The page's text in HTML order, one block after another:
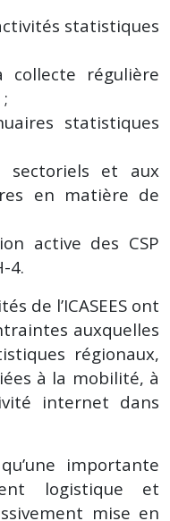
statistiques
régulière
statistiques
sectoriels et aux
en matière de
active des CSP
4.
de l’ICASEES ont
auxquelles
régionaux,
à la mobilité, à
internet dans
importante
logistique et
mise en